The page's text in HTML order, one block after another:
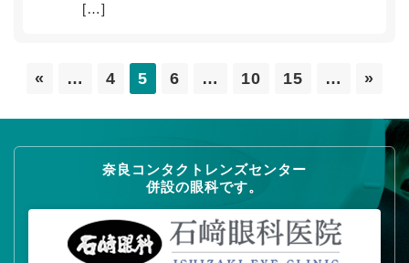
[…]
« … 4 5 6 … 10 15 … »
奈良コンタクトレンズセンター
併設の眼科です。